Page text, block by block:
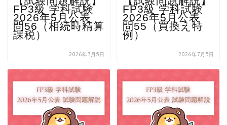
FP3級 学科試験
2026年5月公表
問56（相続時精算
課税）
2026年7月5日
FP3級 学科試験
2026年5月公表
問55（買換え特
例）
2026年7月5日